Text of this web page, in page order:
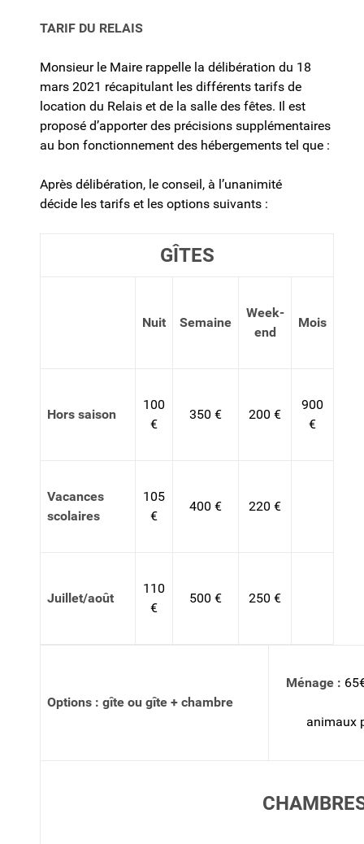
TARIF DU RELAIS
Monsieur le Maire rappelle la délibération du 18
mars 2021 récapitulant les différents tarifs de
location du Relais et de la salle des fêtes. Il est
proposé d’apporter des précisions supplémentaires
au bon fonctionnement des hébergements tel que :
Après délibération, le conseil, à l’unanimité
décide les tarifs et les options suivants :
GÎTES
Nuit Semaine
Week-
end
Mois
Hors saison
100
€
350 € 200 €
900
€
Vacances
scolaires
105
€
400 € 220 €
Juillet/août
110
€
500 € 250 €
Options : gîte ou gîte + chambre
Ménage :
animaux